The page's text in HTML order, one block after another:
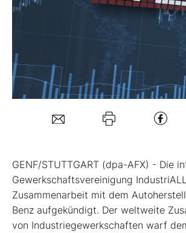
Mein Konto
GENF/STUTTGART (dpa-AFX) - Die
Gewerkschaftsvereinigung
Zusammenarbeit mit dem
Benz aufgekündigt. Der weltweite
von Industriegewerkschaften warf